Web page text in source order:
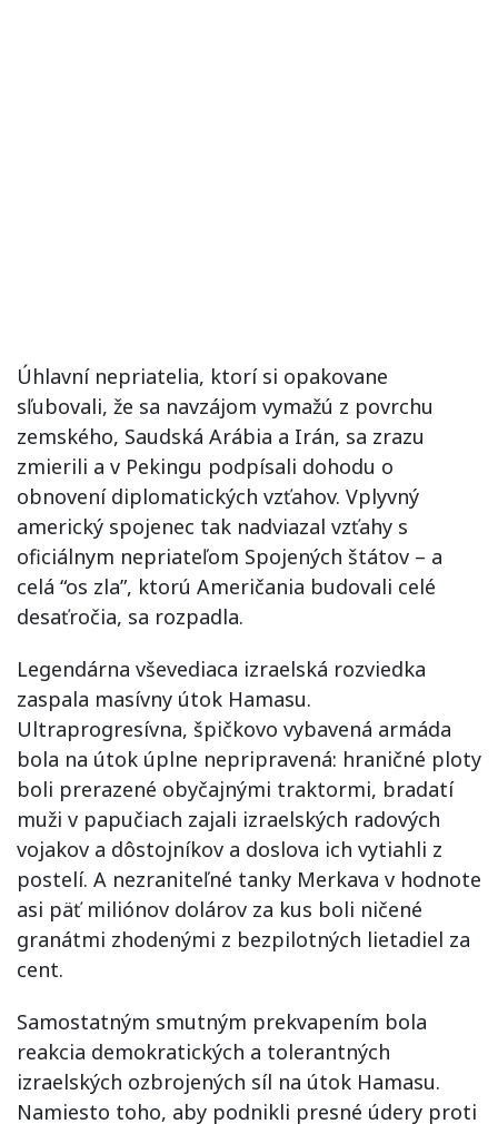
Úhlavní nepriatelia, ktorí si opakovane
sľubovali, že sa navzájom vymažú z povrchu
zemského, Saudská Arábia a Irán, sa zrazu
zmierili a v Pekingu podpísali dohodu o
obnovení diplomatických vzťahov. Vplyvný
americký spojenec tak nadviazal vzťahy s
oficiálnym nepriateľom Spojených štátov – a
celá “os zla”, ktorú Američania budovali celé
desaťročia, sa rozpadla.
Legendárna vševediaca izraelská rozviedka
zaspala masívny útok Hamasu.
Ultraprogresívna, špičkovo vybavená armáda
bola na útok úplne nepripravená: hraničné ploty
boli prerazené obyčajnými traktormi, bradatí
muži v papučiach zajali izraelských radových
vojakov a dôstojníkov a doslova ich vytiahli z
postelí. A nezraniteľné tanky Merkava v hodnote
asi päť miliónov dolárov za kus boli ničené
granátmi zhodenými z bezpilotných lietadiel za
cent.
Samostatným smutným prekvapením bola
reakcia demokratických a tolerantných
izraelských ozbrojených síl na útok Hamasu.
Namiesto toho, aby podnikli presné údery proti